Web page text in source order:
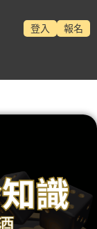
登入 報名